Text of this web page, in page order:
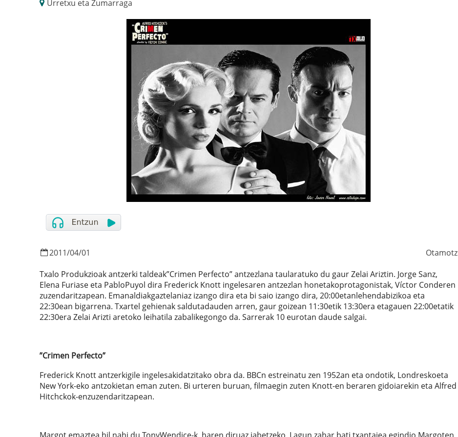
Urretxu eta Zumarraga
2011/04/01
Otamotz
Txalo Produkzioak antzerki taldeak”Crimen Perfecto” antzezlana taularatuko du gaur Zelai Ariztin. Jorge Sanz,
Elena Furiase eta PabloPuyol dira Frederick Knott ingelesaren antzezlan honetakoprotagonistak, Víctor Conderen
zuzendaritzapean. Emanaldiakgaztelaniaz izango dira eta bi saio izango dira, 20:00etanlehendabizikoa eta
22:30ean bigarrena. Txartel gehienak saldutadauden arren, gaur goizean 11:30etik 13:30era etagauen 22:00etatik
22:30era Zelai Arizti aretoko leihatila zabalikegongo da. Sarrerak 10 eurotan daude salgai.
”Crimen Perfecto”
Frederick Knott antzerkigile ingelesakidatzitako obra da. BBCn estreinatu zen 1952an eta ondotik, Londreskoeta
New York-eko antzokietan eman zuten. Bi urteren buruan, filmaegin zuten Knott-en beraren gidoiarekin eta Alfred
Hitchckok-enzuzendaritzapean.